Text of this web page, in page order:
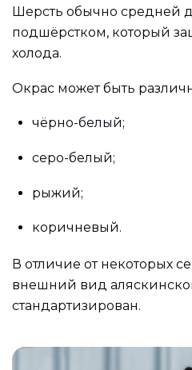
Шерсть обычно средней
подшёрстком, который
холода.
Окрас может быть
чёрно-белый;
серо-белый;
рыжий;
коричневый.
В отличие от некоторых
внешний вид
стандартизирован.